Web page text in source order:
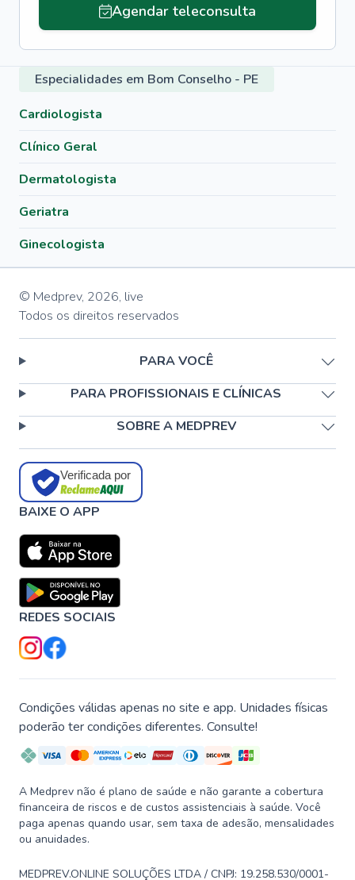
Agendar teleconsulta
Especialidades em Bom Conselho - PE
Cardiologista
Clínico Geral
Dermatologista
Geriatra
Ginecologista
© Medprev, 2026, live
Todos os direitos reservados
PARA VOCÊ
PARA PROFISSIONAIS E CLÍNICAS
SOBRE A MEDPREV
Verificada por
BAIXE O APP
REDES SOCIAIS
Condições válidas apenas no site e app. Unidades físicas
poderão ter condições diferentes. Consulte!
A Medprev não é plano de saúde e não garante a cobertura
financeira de riscos e de custos assistenciais à saúde. Você
paga apenas quando usar, sem taxa de adesão, mensalidades
ou anuidades.
MEDPREV.ONLINE SOLUÇÕES LTDA / CNPJ: 19.258.530/0001-